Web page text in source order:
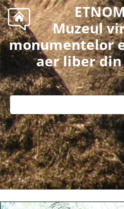
Muzeul
monumentelor
aer liber din